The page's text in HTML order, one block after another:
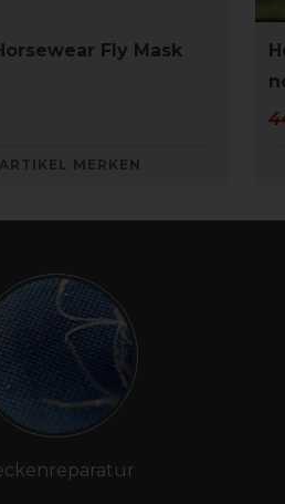
Fly Mask
ARTIKEL MERKEN